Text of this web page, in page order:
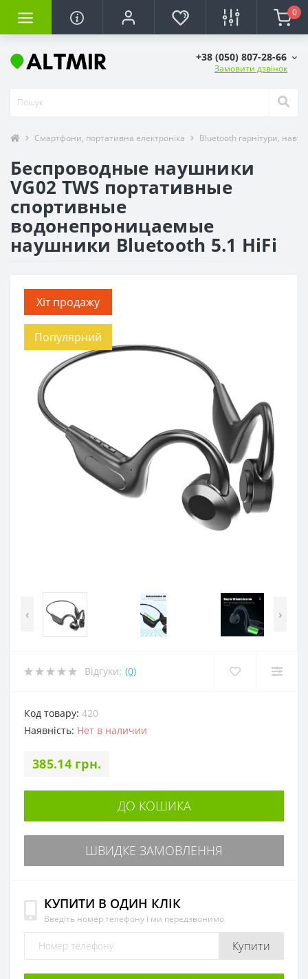
0
+38 (050) 807-28-66
Замовити дзвінок
Смартфони, портативна електроніка Bluetooth гарнітури,
Беспроводные наушники
VG02 TWS портативные
спортивные
водонепроницаемые
наушники Bluetooth 5.1 HiFi
Хіт продажу
Популярний
‹ ›
Відгуки: (0)
Код товару: 420
Наявність: Нет в наличии
385.14 грн.
ДО КОШИКА
ШВИДКЕ ЗАМОВЛЕННЯ
КУПИТИ В ОДИН КЛІК
Введіть номер телефону і ми передзвонимо
Купити